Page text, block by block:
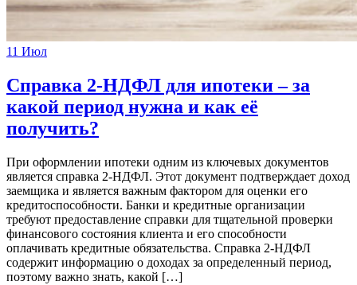
11 Июл
Справка 2-НДФЛ для ипотеки – за
какой период нужна и как её
получить?
При оформлении ипотеки одним из ключевых документов
является справка 2-НДФЛ. Этот документ подтверждает доход
заемщика и является важным фактором для оценки его
кредитоспособности. Банки и кредитные организации
требуют предоставление справки для тщательной проверки
финансового состояния клиента и его способности
оплачивать кредитные обязательства. Справка 2-НДФЛ
содержит информацию о доходах за определенный период,
поэтому важно знать, какой […]